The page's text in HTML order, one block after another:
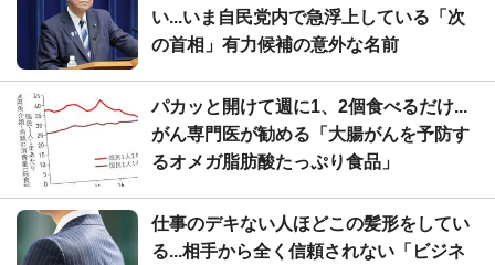
い...いま自民党内で急浮上している「次
の首相」有力候補の意外な名前
パカッと開けて週に1、2個食べるだけ...
がん専門医が勧める「大腸がんを予防す
るオメガ脂肪酸たっぷり食品」
仕事のデキない人ほどこの髪形をしてい
る...相手から全く信頼されない「ビジネ